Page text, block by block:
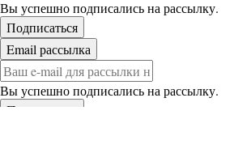
Вы успешно подписались на рассылку.
Вы успешно подписались на рассылку.